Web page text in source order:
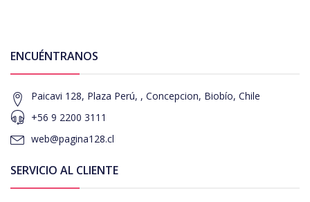
ENCUÉNTRANOS
Paicavi 128, Plaza Perú, , Concepcion, Biobío, Chile
+56 9 2200 3111
web@pagina128.cl
SERVICIO AL CLIENTE